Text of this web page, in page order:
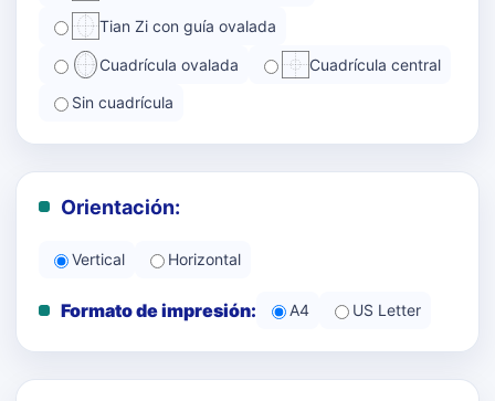
Tian Zi con guía ovalada
Cuadrícula ovalada Cuadrícula central
Sin cuadrícula
Orientación:
Vertical Horizontal
Formato de impresión: A4 US Letter